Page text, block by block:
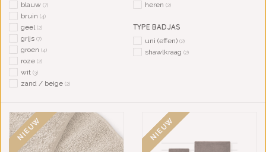
blauw (7)
bruin (4)
geel(2)
grijs (7)
groen (4)
roze (2)
wit (3)
zand / beige (2)
heren (2)
TYPE BADJAS
uni (effen) (2)
shawlkraag (2)
NIEUW NIEUW